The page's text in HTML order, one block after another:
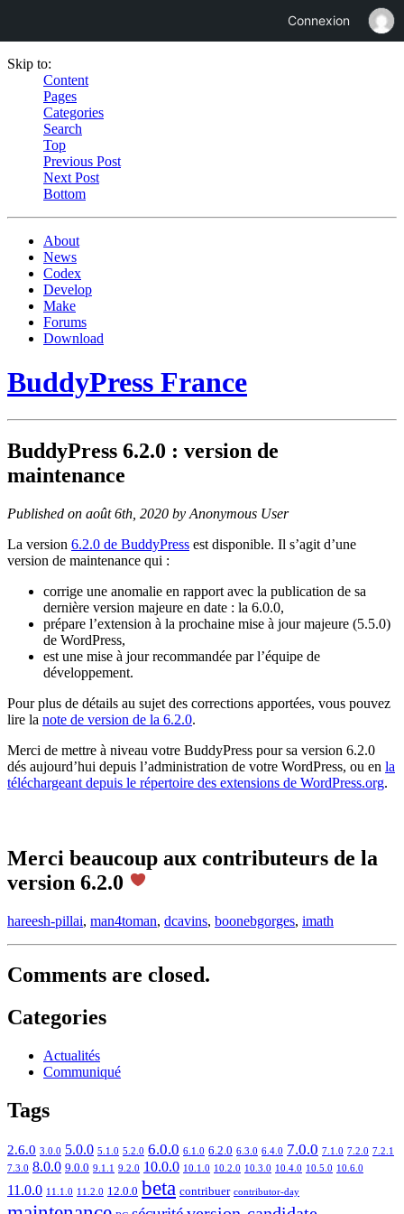
Skip to:
Content
Pages
Categories
Search
Top
Previous Post
Next Post
Bottom
About
News
Codex
Develop
Make
Forums
Download
BuddyPress France
BuddyPress 6.2.0 : version de
maintenance
Published on août 6th, 2020 by Anonymous User
La version 6.2.0 de BuddyPress est disponible. Il s’agit d’une
version de maintenance qui :
corrige une anomalie en rapport avec la publication de sa
dernière version majeure en date : la 6.0.0,
prépare l’extension à la prochaine mise à jour majeure (5.5.0)
de WordPress,
est une mise à jour recommandée par l’équipe de
développement.
Pour plus de détails au sujet des corrections apportées, vous pouvez
lire la note de version de la 6.2.0.
Merci de mettre à niveau votre BuddyPress pour sa version 6.2.0
dés aujourd’hui depuis l’administration de votre WordPress, ou en la
téléchargeant depuis le répertoire des extensions de WordPress.org.
Merci beaucoup aux contributeurs de la
version 6.2.0
hareesh-pillai, man4toman, dcavins, boonebgorges, imath
Comments are closed.
Categories
Actualités
Communiqué
Tags
2.6.0 3.0.0 5.0.0 5.1.0 5.2.0 6.0.0 6.1.0 6.2.0 6.3.0 6.4.0 7.0.0 7.1.0 7.2.0 7.2.1
7.3.0 8.0.0 9.0.0 9.1.1 9.2.0 10.0.0 10.1.0 10.2.0 10.3.0 10.4.0 10.5.0 10.6.0
11.0.0 11.1.0 11.2.0 12.0.0 beta contribuer contributor-day
Connexion